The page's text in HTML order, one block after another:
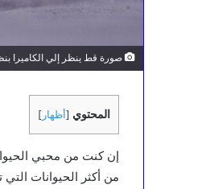
صورة قط ينظر إلي الكاميرا
المحتوي [أظهار ]
إن كنت من محبي
من أكثر الحيوانات